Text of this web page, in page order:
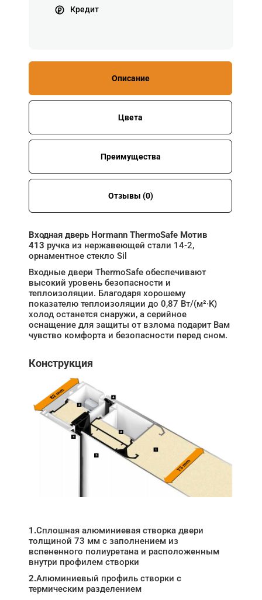
Кредит
Описание
Цвета
Преимущества
Отзывы (0)
Входная дверь Hormann ThermoSafe Мотив
413 ручка из нержавеющей стали 14-2,
орнаментное стекло Sil
Входные двери ThermoSafe обеспечивают
высокий уровень безопасности и
теплоизоляции. Благодаря хорошему
показателю теплоизоляции до 0,87 Вт/(м²·K)
холод останется снаружи, а серийное
оснащение для защиты от взлома подарит Вам
чувство комфорта и безопасности перед сном.
Конструкция
1.Сплошная алюминиевая створка двери
толщиной 73 мм с заполнением из
вспененного полиуретана и расположенным
внутри профилем створки
2.Алюминиевый профиль створки с
термическим разделением